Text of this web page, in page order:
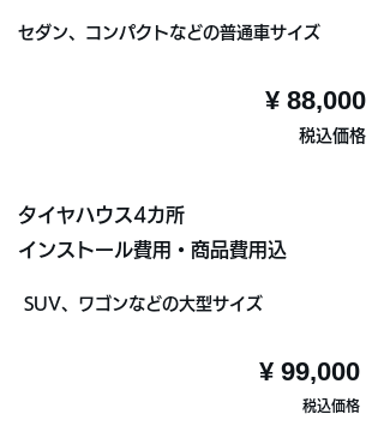
セダン、コンパクトなどの普通車サイズ
¥ 88,000
税込価格
タイヤハウス4カ所
インストール費用・商品費用込
SUV、ワゴンなどの大型サイズ
¥ 99,000
税込価格